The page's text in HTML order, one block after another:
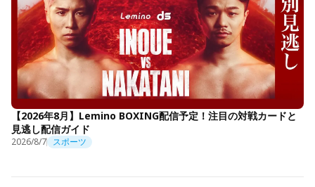
【2026年8月】Lemino BOXING配信予定！注目の対戦カードと
見逃し配信ガイド
2026/8/7 スポーツ